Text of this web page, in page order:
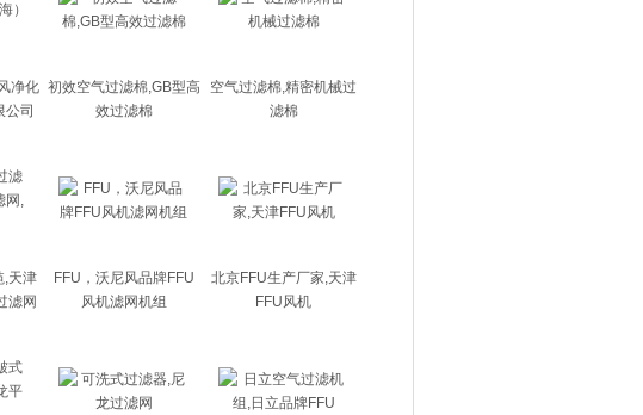
净化
公司
初效空气过滤棉,GB型高
效过滤棉
空气过滤棉,精密机械过
滤棉
,天津
滤网
FFU，沃尼风品牌FFU
风机滤网机组
北京FFU生产厂家,天津
FFU风机